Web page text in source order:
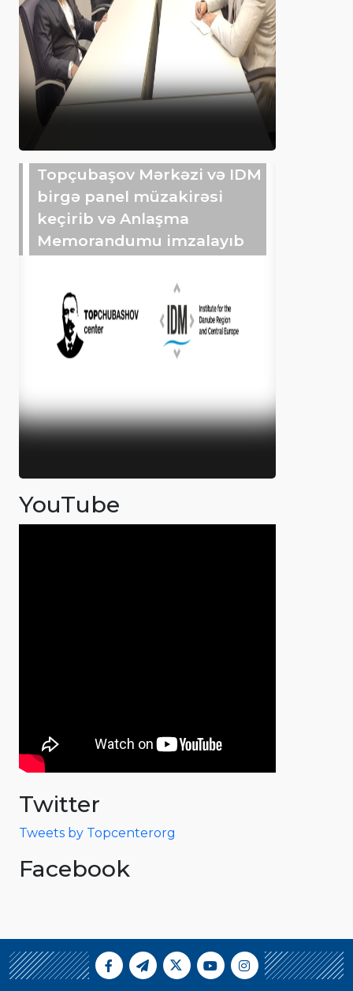
Topçubaşov Mərkəzi və IDM
birgə panel müzakirəsi
keçirib və Anlaşma
Memorandumu imzalayıb
YouTube
Twitter
Tweets by Topcenterorg
Facebook